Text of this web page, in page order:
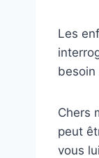
Les
besoin
Chers
peut
vous